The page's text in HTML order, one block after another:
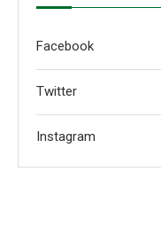
Facebook
Twitter
Instagram